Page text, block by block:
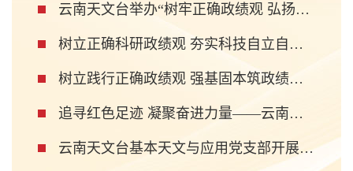
云南天文台举办“树牢正确政绩观 弘扬新时代科学家精神”主题报告会
树立正确科研政绩观 夯实科技自立自强根基---南方天文观测基地党支部主题党日活动
树立践行正确政绩观 强基固本筑政绩—— 云南天文台恒星物理党支部开展主题党日活动
追寻红色足迹 凝聚奋进力量——云南天文台两个党支部开展红色文化体验馆主题党日活动
云南天文台基本天文与应用党支部开展 “弘扬践行科技价值观树立正确政绩观”主题党日活动